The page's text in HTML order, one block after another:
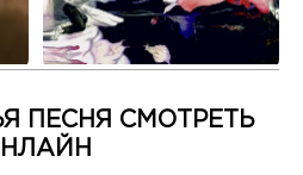
ПЕСНЯ СМОТРЕТЬ